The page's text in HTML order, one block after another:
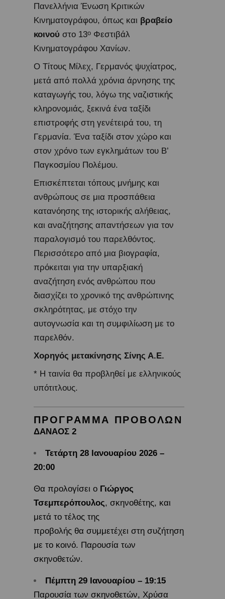
Πανελλήνια Ένωση Κριτικών
Κινηματογράφου, όπως και βραβείο
κοινού στο 13οΦεστιβάλ
Κινηματογράφου Χανίων.
Ο Τίτους Μίλεχ, Γερμανός ψυχίατρος,
μετά από πολλά χρόνια άρνησης της
καταγωγής του, λόγω της ναζιστικής
κληρονομιάς, ξεκινά ένα ταξίδι
επιστροφής στη γενέτειρά του, τη
Γερμανία. Ένα ταξίδι στον χώρο και
στον χρόνο των εγκλημάτων του Β’
Παγκοσμίου Πολέμου.
Επισκέπτεται τόπους μνήμης και
ανθρώπους σε μια προσπάθεια
κατανόησης της ιστορικής αλήθειας,
και αναζήτησης απαντήσεων για τον
παραλογισμό του παρελθόντος.
Περισσότερο από μια βιογραφία,
πρόκειται για την υπαρξιακή
αναζήτηση ενός ανθρώπου που
διασχίζει το χρονικό της ανθρώπινης
σκληρότητας, με στόχο την
αυτογνωσία και τη συμφιλίωση με το
παρελθόν.
Χορηγός μετακίνησης Σίνης Α.Ε.
* Η ταινία θα προβληθεί με ελληνικούς
υπότιτλους.
ΠΡΟΓΡΑΜΜΑ ΠΡΟΒΟΛΩΝ
ΔΑΝΑΟΣ 2
Τετάρτη 28 Ιανουαρίου 2026 –
20:00
Θα προλογίσει οΓιώργος
Τσεμπερόπουλος, σκηνοθέτης, και
μετά το τέλος της
προβολής θα συμμετέχει στη συζήτηση
με το κοινό. Παρουσία των
σκηνοθετών.
Πέμπτη 29 Ιανουαρίου – 19:15
Παρουσία των σκηνοθετών, Χρύσα